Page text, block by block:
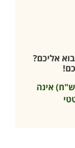
אליכם?
* שימו לב כי עלות המשלוח (39 ש"ח) אינה